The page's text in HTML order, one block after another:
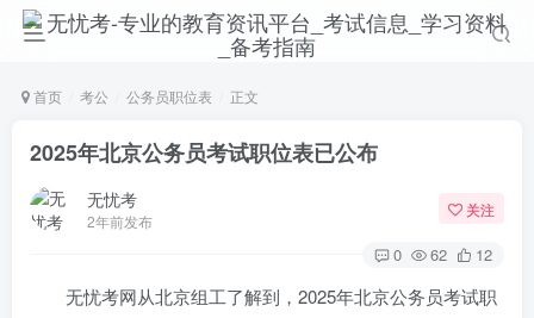
首页 考公 公务员职位表 正文
2025年北京公务员考试职位表已公布
无忧考
2年前发布
关注
0 62 12
无忧考网从北京组工了解到，2025年北京公务员考试职